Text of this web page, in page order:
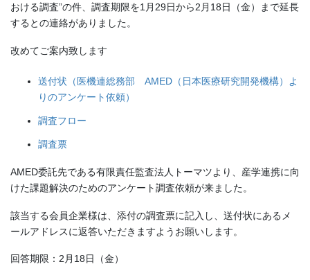
おける調査”の件、調査期限を1月29日から2月18日（金）まで延長
するとの連絡がありました。
改めてご案内致します
送付状（医機連総務部 AMED（日本医療研究開発機構）よ
りのアンケート依頼）
調査フロー
調査票
AMED委託先である有限責任監査法人トーマツより、産学連携に向
けた課題解決のためのアンケート調査依頼が来ました。
該当する会員企業様は、添付の調査票に記入し、送付状にあるメ
ールアドレスに返答いただきますようお願いします。
回答期限：2月18日（金）